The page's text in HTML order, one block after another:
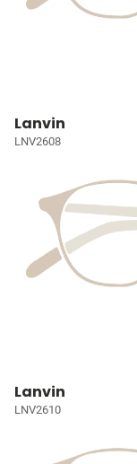
Lanvin
LNV2608
Lanvin
LNV2610